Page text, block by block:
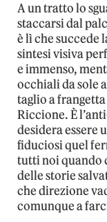
A un tratto lo
staccarsi dal
è lì che succede
sintesi visiva
e immenso,
occhiali da sole
taglio a
Riccione. È
desidera essere
fiduciosi quel
tutti noi quando
delle storie
che direzione
comunque a